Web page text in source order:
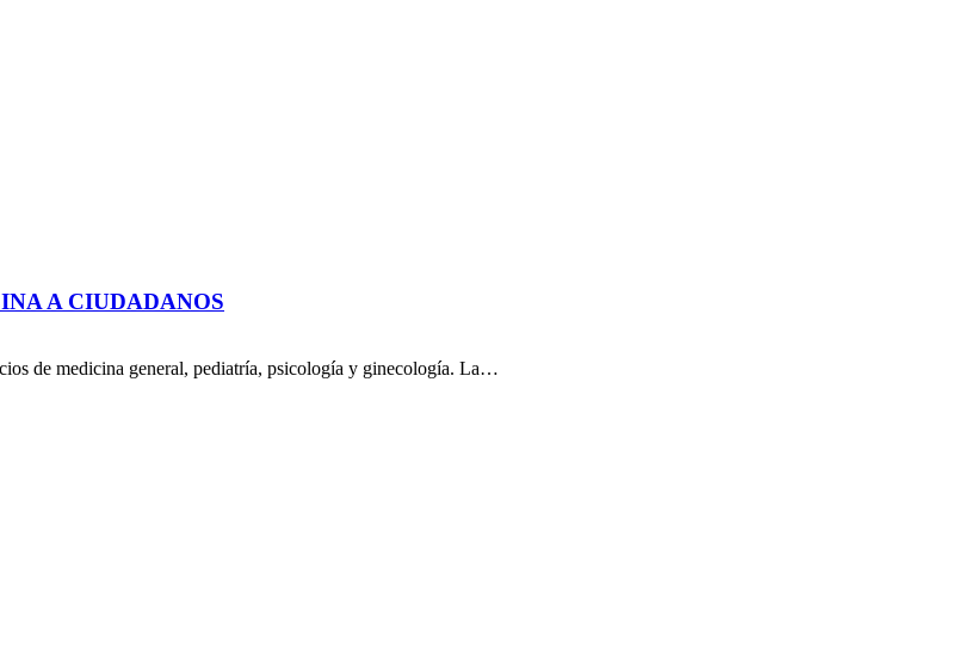
A CIUDADANOS
de medicina general, pediatría, psicología y ginecología. La…